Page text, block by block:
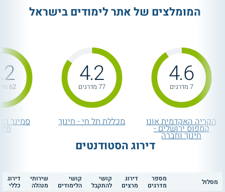
המומלצים של אתר לימודים בישראל
4.6
7 מדרגים
הקריה האקדמית אונו
קמפוס ירושלים -
חינוך וחברה
4.2
77 מדרגים
מכללת תל חי - חינוך
62 מדרגים
סמינר
דירוג הסטודנטים
מסלול מספר
מדרגים
דירוג
מרצים
קושי
להתקבל
קושי
הלימודים
שירותי
מנהלה
דירוג
כללי